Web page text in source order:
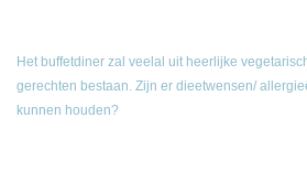
Het buffetdiner zal veelal uit heerlijke
gerechten bestaan. Zijn er dieetwensen/
kunnen houden?